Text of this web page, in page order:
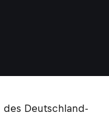
Deutschland-